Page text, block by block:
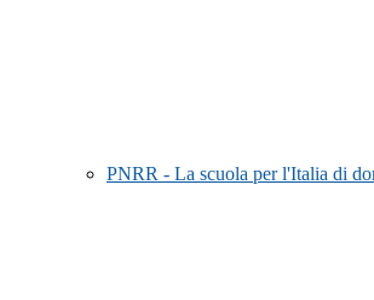
PNRR - La scuola per l'Italia di